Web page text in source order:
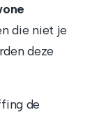
die niet je
deze
de